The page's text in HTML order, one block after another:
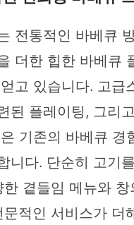
전통적인 바베큐
더한 힙한 바베큐
고 있습니다. 고급
된 플레이팅, 그리
기존의 바베큐 경
니다. 단순히 고기
곁들임 메뉴와 창
적인 서비스가 더